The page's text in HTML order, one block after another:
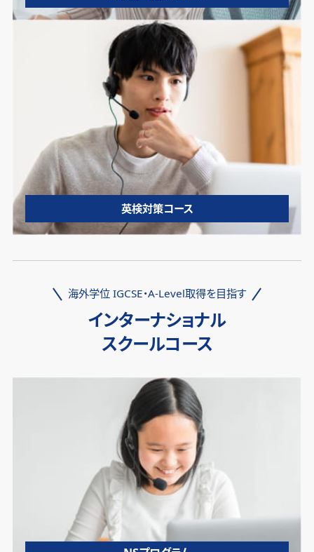
英検対策コース
海外学位 IGCSE・A-Level取得を目指す
インターナショナル
スクールコース